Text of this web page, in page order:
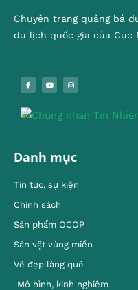
Chuyên trang quảng bá
du lịch quốc gia của Cục
Danh mục
Tin tức, sự kiện
Chính sách
Sản phẩm OCOP
Sản vật vùng miền
Vẻ đẹp làng quê
Mô hình, kinh nghiêm